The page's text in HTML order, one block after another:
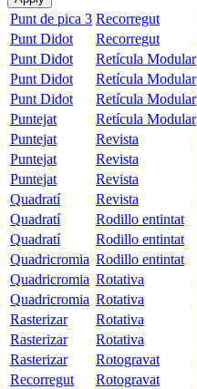
Punt de pica 3 Recorregut
Punt Didot
Recorregut
Punt Didot
Retícula Modular
Punt Didot
Retícula Modular
Punt Didot
Retícula Modular
Puntejat
Retícula Modular
Puntejat
Revista
Puntejat
Revista
Puntejat
Revista
Quadratí
Revista
Quadratí
Rodillo entintat
Quadratí
Rodillo entintat
Quadricromia Rodillo entintat
Quadricromia Rotativa
Quadricromia Rotativa
Rasterizar
Rotativa
Rasterizar
Rotativa
Rasterizar
Rotogravat
Recorregut
Rotogravat